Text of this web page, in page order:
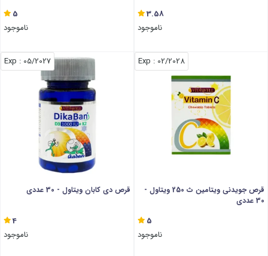
3.58
ناموجود
5
ناموجود
02/2028
: Exp
قرص جویدنی ویتامین ث 250 ویتاول -
30 عددی
5
ناموجود
05/2027
: Exp
قرص دی کابان ویتاول - 30 عددی
4
ناموجود